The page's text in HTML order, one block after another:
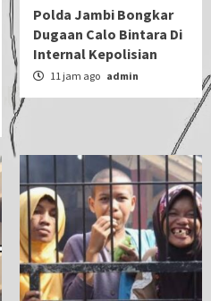
Polda Jambi Bongkar
Dugaan Calo Bintara Di
Internal Kepolisian
11 jam ago admin